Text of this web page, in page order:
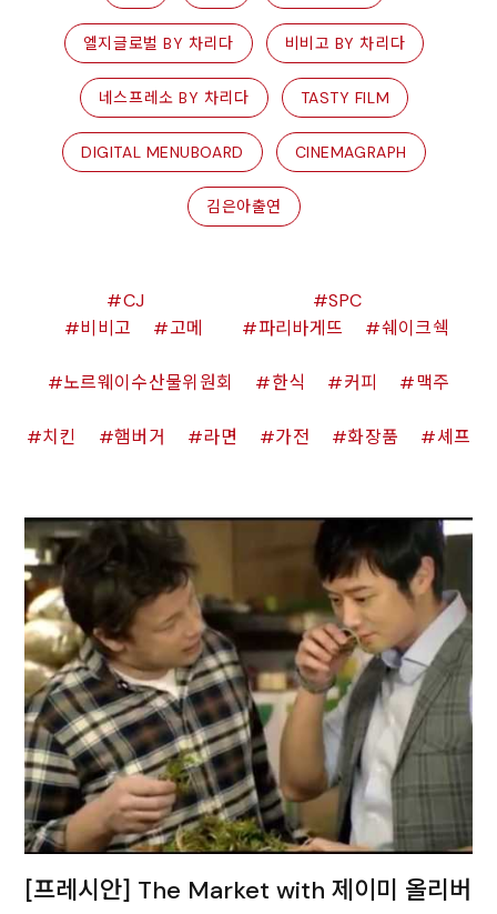
엘지글로벌 BY 차리다 비비고 BY 차리다
네스프레소 BY 차리다 TASTY FILM
DIGITAL MENUBOARD CINEMAGRAPH
김은아출연
CJ
비비고
고메
SPC
파리바게뜨
쉐이크쉑
노르웨이수산물위원회 한식 커피 맥주
치킨 햄버거 라면 가전 화장품 셰프
[프레시안] The Market with 제이미 올리버